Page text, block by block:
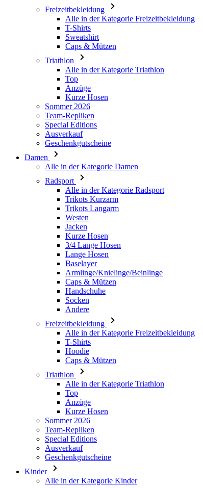
Freizeitbekleidung
Alle in der Kategorie Freizeitbekleidung
T-Shirts
Sweatshirt
Caps & Mützen
Triathlon
Alle in der Kategorie Triathlon
Top
Anzüge
Kurze Hosen
Sommer 2026
Team-Repliken
Special Editions
Ausverkauf
Geschenkgutscheine
Damen
Alle in der Kategorie Damen
Radsport
Alle in der Kategorie Radsport
Trikots Kurzarm
Trikots Langarm
Westen
Jacken
Kurze Hosen
3/4 Lange Hosen
Lange Hosen
Baselayer
Armlinge/Knielinge/Beinlinge
Caps & Mützen
Handschuhe
Socken
Andere
Freizeitbekleidung
Alle in der Kategorie Freizeitbekleidung
T-Shirts
Hoodie
Caps & Mützen
Triathlon
Alle in der Kategorie Triathlon
Top
Anzüge
Kurze Hosen
Sommer 2026
Team-Repliken
Special Editions
Ausverkauf
Geschenkgutscheine
Kinder
Alle in der Kategorie Kinder